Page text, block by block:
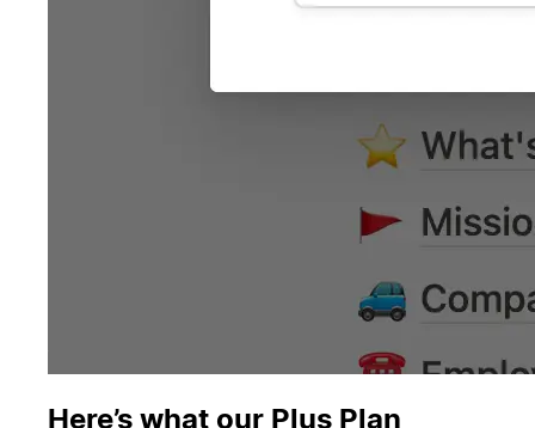
Here’s what our Plus Plan